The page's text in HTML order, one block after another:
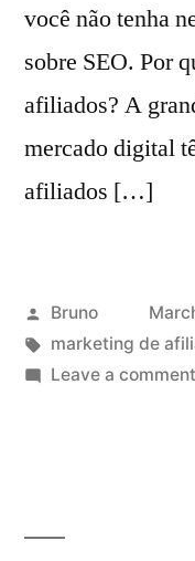
você não tenha
sobre SEO. Por
afiliados? A
mercado digital
afiliados […]
Posted
by
Bruno
Tags:
marketing de
Leave a comment